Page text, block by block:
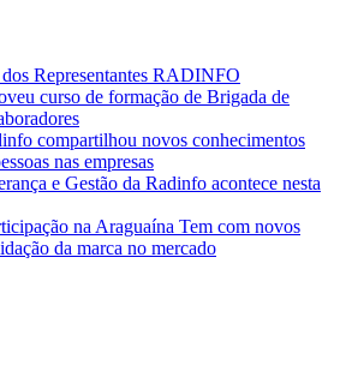
Representantes RADINFO
curso de formação de Brigada de
compartilhou novos conhecimentos
nas empresas
e Gestão da Radinfo acontece nesta
na Araguaína Tem com novos
da marca no mercado